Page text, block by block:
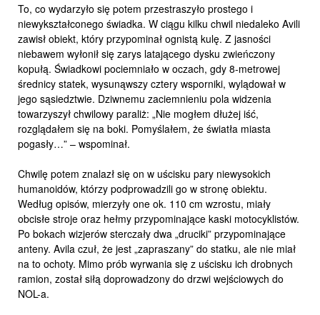
To, co wydarzyło się potem przestraszyło prostego i
niewykształconego świadka. W ciągu kilku chwil niedaleko Avili
zawisł obiekt, który przypominał ognistą kulę. Z jasności
niebawem wyłonił się zarys latającego dysku zwieńczony
kopułą. Świadkowi pociemniało w oczach, gdy 8-metrowej
średnicy statek, wysunąwszy cztery wsporniki, wylądował w
jego sąsiedztwie. Dziwnemu zaciemnieniu pola widzenia
towarzyszył chwilowy paraliż: „Nie mogłem dłużej iść,
rozglądałem się na boki. Pomyślałem, że światła miasta
pogasły…” – wspominał.
Chwilę potem znalazł się on w uścisku pary niewysokich
humanoidów, którzy podprowadzili go w stronę obiektu.
Według opisów, mierzyły one ok. 110 cm wzrostu, miały
obcisłe stroje oraz hełmy przypominające kaski motocyklistów.
Po bokach wizjerów sterczały dwa „druciki” przypominające
anteny. Avila czuł, że jest „zapraszany” do statku, ale nie miał
na to ochoty. Mimo prób wyrwania się z uścisku ich drobnych
ramion, został siłą doprowadzony do drzwi wejściowych do
NOL-a.